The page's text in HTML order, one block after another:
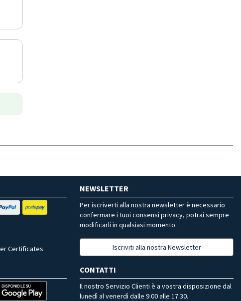
Certificates
NEWSLETTER
Per iscriverti alla nostra newsletter è necessario
confermare i tuoi consensi privacy, potrai sempre
modificarli in qualsiasi momento.
Iscriviti alla nostra Newsletter
CONTATTI
Il nostro Servizio Clienti è a vostra disposizione dal
lunedì al venerdì dalle 9.00 alle 17.30.